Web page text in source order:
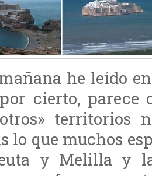
he leído
cierto, parece
territorios
lo que muchos
y Melilla y